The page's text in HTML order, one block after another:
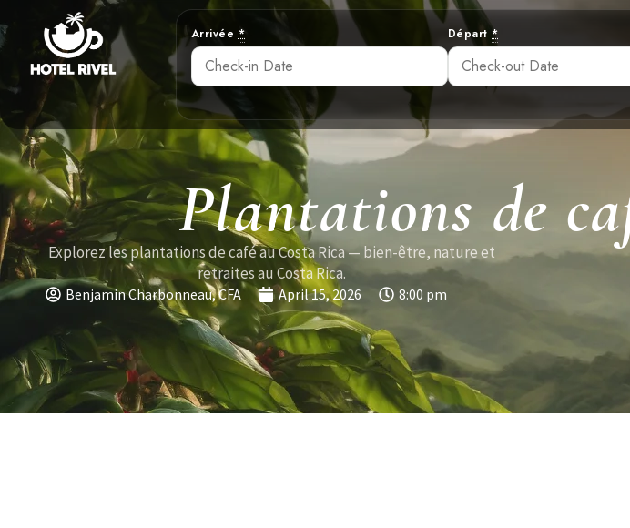
Arrivée * Départ *
Plantations de
Explorez les plantations de café au Costa Rica — bien-être, nature et
retraites au Costa Rica.
Benjamin Charbonneau, CFA April 15, 2026 8:00 pm